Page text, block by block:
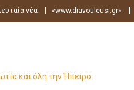
νέα «www.diavouleusi.gr»
και όλη την Ήπειρο.